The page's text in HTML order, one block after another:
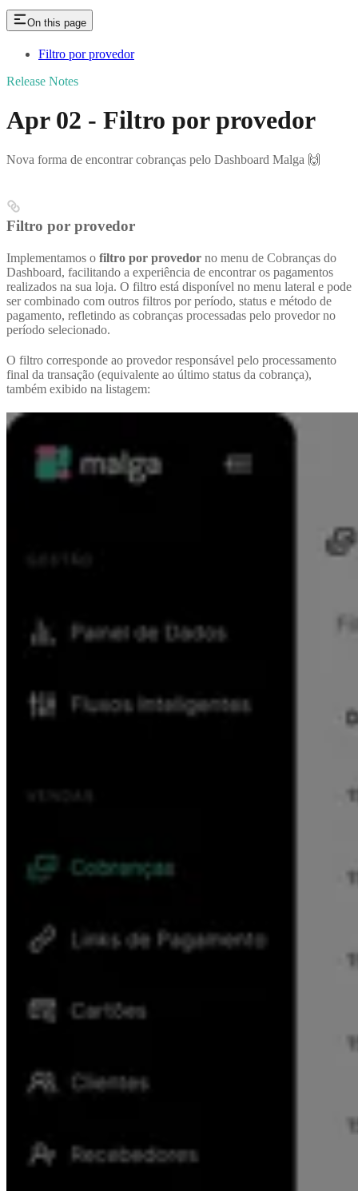
On this page
Filtro por provedor
Release Notes
Apr 02 - Filtro por provedor
Nova forma de encontrar cobranças pelo Dashboard Malga 🙌
Filtro por provedor
Implementamos o filtro por provedor no menu de Cobranças do
Dashboard, facilitando a experiência de encontrar os pagamentos
realizados na sua loja. O filtro está disponível no menu lateral e pode
ser combinado com outros filtros por período, status e método de
pagamento, refletindo as cobranças processadas pelo provedor no
período selecionado.
O filtro corresponde ao provedor responsável pelo processamento
final da transação (equivalente ao último status da cobrança),
também exibido na listagem: